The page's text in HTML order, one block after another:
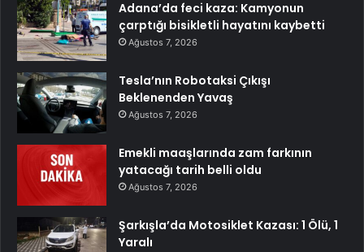
Adana’da feci kaza: Kamyonun
çarptığı bisikletli hayatını kaybetti
Ağustos 7, 2026
Tesla’nın Robotaksi Çıkışı
Beklenenden Yavaş
Ağustos 7, 2026
Emekli maaşlarında zam farkının
yatacağı tarih belli oldu
Ağustos 7, 2026
Şarkışla’da Motosiklet Kazası: 1 Ölü, 1
Yaralı